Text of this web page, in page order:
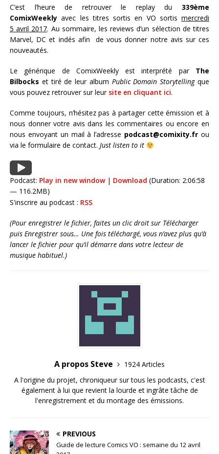
C’est l’heure de retrouver le replay du 339ème
ComixWeekly avec les titres sortis en VO sortis mercredi
5 avril 2017. Au sommaire, les reviews d’un sélection de titres
Marvel, DC et indés afin de vous donner notre avis sur ces
nouveautés.
Le générique de ComixWeekly est interprété par The
Bilbocks et tiré de leur album Public Domain Storytellingque
vous pouvez retrouver sur leursite en cliquant ici.
Comme toujours, n’hésitez pas à partager cette émission et à
nous donner votre avis dans les commentaires ou encore en
nous envoyant un mail à l’adresse podcast@comixity.fr ou
via le formulaire de contact. Just listen to it
Podcast: Play in new window| Download (Duration: 2:06:58
— 116.2MB)
S'inscrire au podcast : RSS
(Pour enregistrer le fichier, faites un clic droit sur Télécharger
puis Enregistrer sous… Une fois téléchargé, vous n’avez plus qu’à
lancer le fichier pour qu’il démarre dans votre lecteur de
musique habituel.)
A propos Steve
1924 Articles
A l'origine du projet, chroniqueur sur tous les podcasts, c'est
également à lui que revient la lourde et ingrâte tâche de
l'enregistrement et du montage des émissions.
PREVIOUS
Guide de lecture Comics VO : semaine du 12 avril